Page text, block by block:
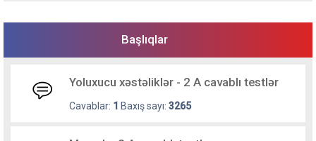
Başlıqlar
Yoluxucu xəstəliklər - 2 A cavablı testlər
Cavablar: 1 Baxış sayı: 3265